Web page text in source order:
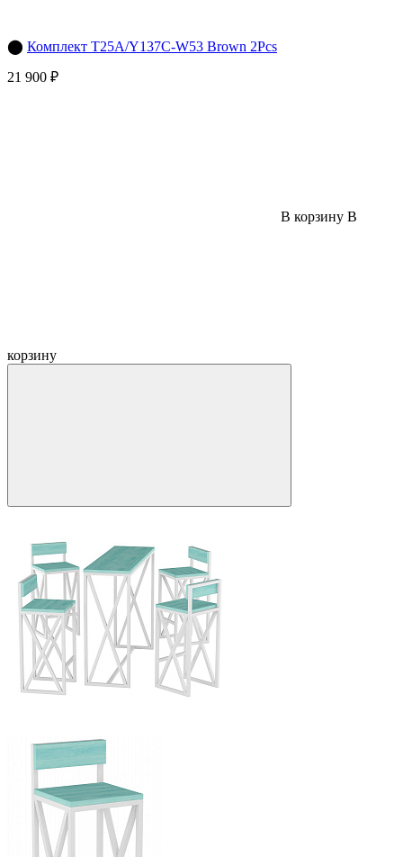
⬤ Комплект T25A/Y137C-W53 Brown 2Pcs
21 900 ₽
В корзину В
корзину